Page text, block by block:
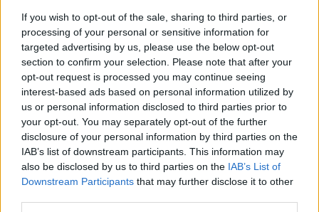
If you wish to opt-out of the sale, sharing to third parties, or
processing of your personal or sensitive information for
targeted advertising by us, please use the below opt-out
section to confirm your selection. Please note that after your
opt-out request is processed you may continue seeing
interest-based ads based on personal information utilized by
us or personal information disclosed to third parties prior to
your opt-out. You may separately opt-out of the further
disclosure of your personal information by third parties on the
IAB’s list of downstream participants. This information may
also be disclosed by us to third parties on the IAB’s List of
Downstream Participants that may further disclose it to other
vállalatok sem tesznek közzé gyorsjelentéseket, ennek
ellenére néhány kiskereskedelmi cég publikálta számait,
melyek inkább gyengébbek lettek. A vállalati jelentések
mellett az Európából érkező hírek befolyásolhatják a piac
mozgását. A J.C. Penney részvényei 2%-kal csökkennek a
nyitás előtt, miután a vállalat a legutóbbi...
KEDVES OLVASÓNK!
A keresett cikk a portfolio.hu hírarchívumához
tartozik, melynek olvasása előfizetéses